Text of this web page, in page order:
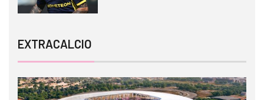
EXTRACALCIO